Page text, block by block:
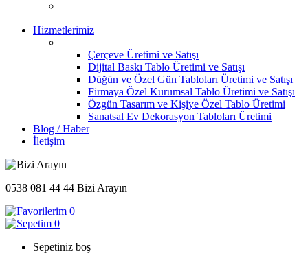
Hizmetlerimiz
Çerçeve Üretimi ve Satışı
Dijital Baskı Tablo Üretimi ve Satışı
Düğün ve Özel Gün Tabloları Üretimi ve Satışı
Firmaya Özel Kurumsal Tablo Üretimi ve Satışı
Özgün Tasarım ve Kişiye Özel Tablo Üretimi
Sanatsal Ev Dekorasyon Tabloları Üretimi
Blog / Haber
İletişim
0538 081 44 44 Bizi Arayın
0
0
Sepetiniz boş